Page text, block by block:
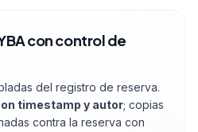
con control de
del registro de reserva.
timestamp y autor; copias
contra la reserva con